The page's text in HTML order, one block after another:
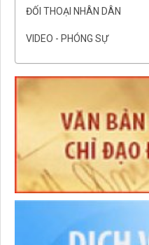
ĐỐI THOẠI NHÂN DÂN
VIDEO - PHÓNG SỰ